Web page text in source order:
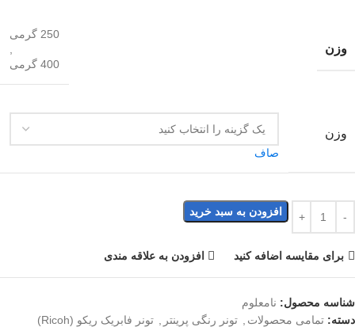
وزن
250 گرمی
,
400 گرمی
وزن
صاف
افزودن به سبد خرید
برای مقایسه اضافه کنید افزودن به علاقه مندی
شناسه محصول: نامعلوم
دسته: تمامی محصولات , تونر رنگی پرینتر , تونر فابریک ریکو (Ricoh)